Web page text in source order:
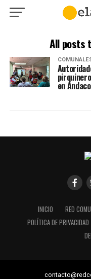
All posts
en
INICIO RED
POLÍTICA DE PRIVACIDAD